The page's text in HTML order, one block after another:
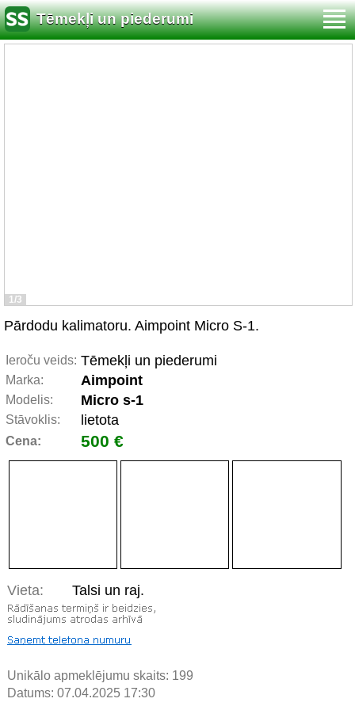
Tēmekļi un piederumi
1/3
Pārdodu kalimatoru. Aimpoint Micro S-1.
Ieroču veids: Tēmekļi un piederumi
Marka: Aimpoint
Modelis: Micro s-1
Stāvoklis: lietota
Cena: 500 €
Vieta: Talsi un raj.
Unikālo apmeklējumu skaits: 199
Datums: 07.04.2025 17:30